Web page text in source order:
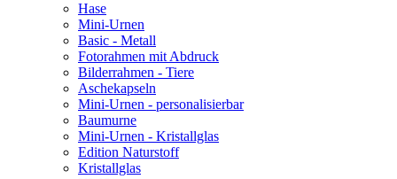
Hase
Mini-Urnen
Basic - Metall
Fotorahmen mit Abdruck
Bilderrahmen - Tiere
Aschekapseln
Mini-Urnen - personalisierbar
Baumurne
Mini-Urnen - Kristallglas
Edition Naturstoff
Kristallglas